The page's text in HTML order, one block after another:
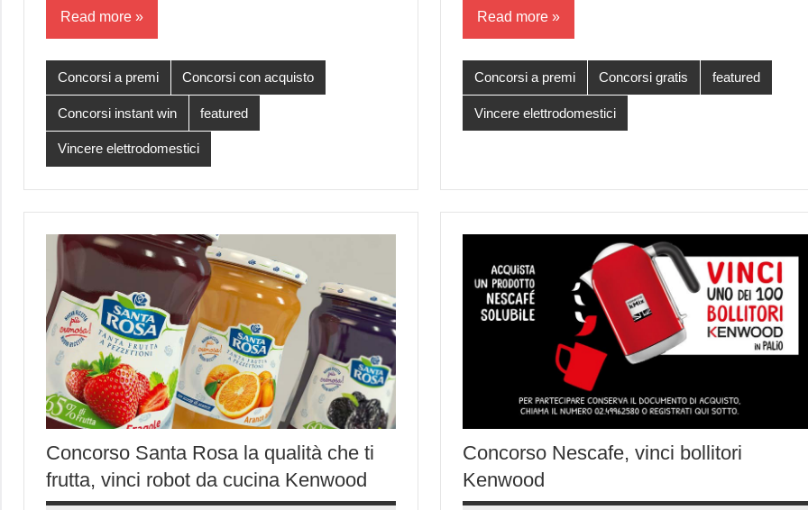
Read more
Concorsi a premi Concorsi con acquisto
Concorsi instant win featured
Vincere elettrodomestici
Read more
Concorsi a premi Concorsi gratis featured
Vincere elettrodomestici
Concorso Santa Rosa la qualità che ti
frutta, vinci robot da cucina Kenwood
Concorso Nescafe, vinci bollitori
Kenwood